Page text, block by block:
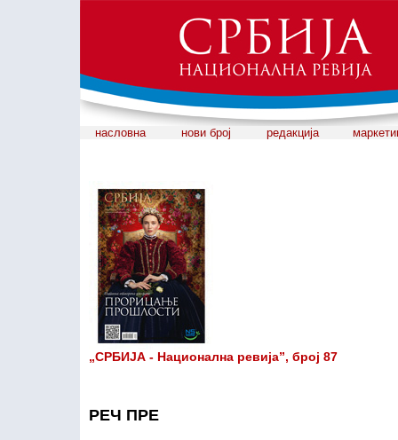
насловна нови број редакција
„СРБИЈА - Национална ревија”, број 87
РЕЧ ПРЕ